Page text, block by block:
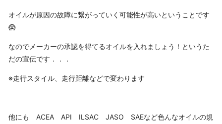
オイルが原因の故障に繋がっていく可能性が高いということです
😱
なのでメーカーの承認を得てるオイルを入れましょう！というた
だの宣伝です．．．
※走行スタイル、走行距離などで変わります
他にも ACEA API ILSAC JASO SAEなど色んなオイルの規